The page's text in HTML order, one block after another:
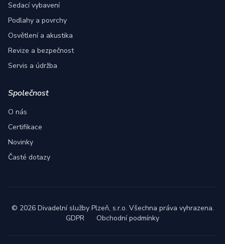
Sedací vybavení
Podlahy a povrchy
Osvětlení a akustika
Revize a bezpečnost
Servis a údržba
Společnost
O nás
Certifikace
Novinky
Časté dotazy
© 2026 Divadelní služby Plzeň, s.r.o. Všechna práva vyhrazena.
GDPR
Obchodní podmínky